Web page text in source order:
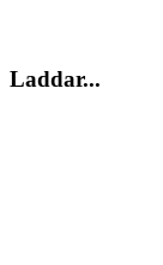
Laddar...